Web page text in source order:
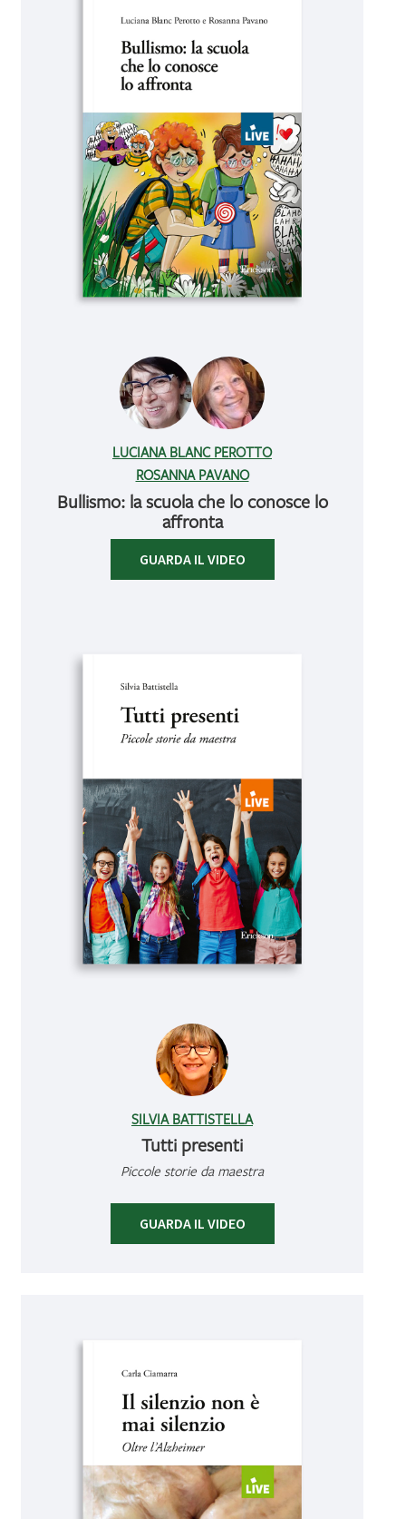
LUCIANA BLANC PEROTTO
ROSANNA PAVANO
Bullismo: la scuola che lo conosce lo
affronta
GUARDA IL VIDEO
SILVIA BATTISTELLA
Tutti presenti
Piccole storie da maestra
GUARDA IL VIDEO